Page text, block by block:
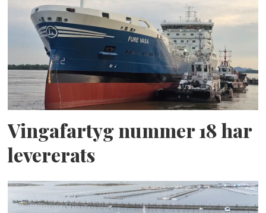
Vingafartyg nummer 18 har
levererats